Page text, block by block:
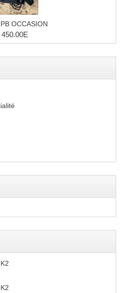
Effets Lumineux
De Gobo
À Leds D'extérieurs
Et Encastrés
: 16 À 64 Et Autres
OCCASION
450.00E